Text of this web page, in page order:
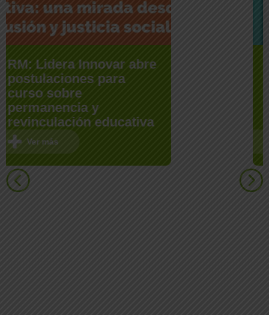
Manuel Alcaíno:
«Abandonar la escuela,
abre una ventana de
riesgo inmediata»
Ver más